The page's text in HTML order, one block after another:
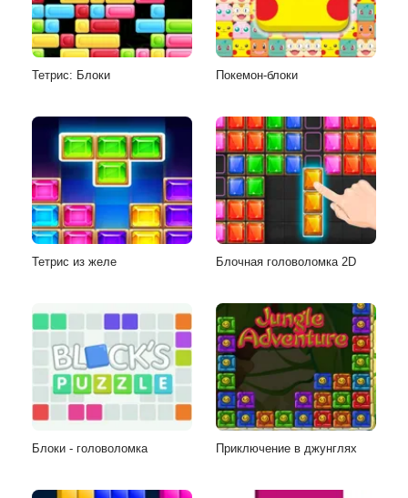
Тетрис: Блоки Покемон-блоки
Тетрис из желе Блочная головоломка 2D
Блоки - головоломка Приключение в джунглях